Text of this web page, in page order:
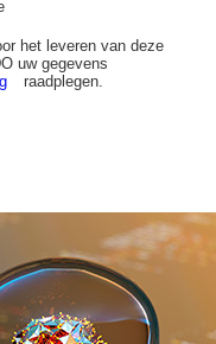
het leveren van deze
uw gegevens
raadplegen.